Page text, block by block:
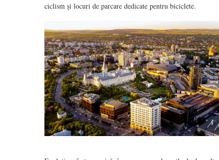
ciclism și locuri de parcare dedicate pentru biciclete.